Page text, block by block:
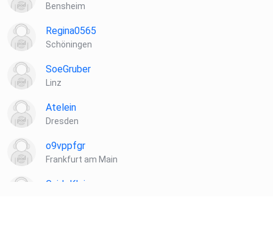
Bensheim
Regina0565
Schöningen
SoeGruber
Linz
Atelein
Dresden
o9vppfgr
Frankfurt am Main
GuidoKlein